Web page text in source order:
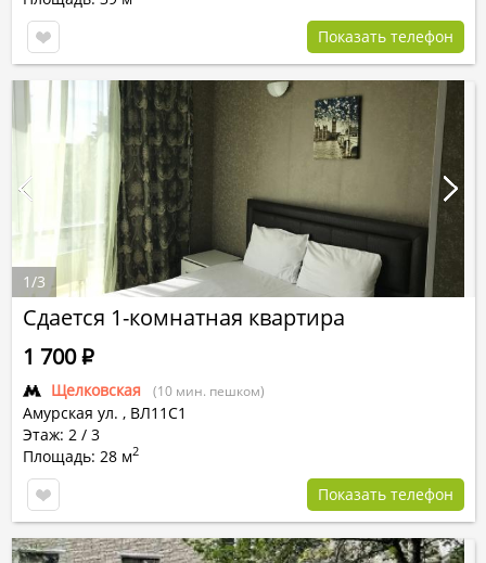
Показать телефон
Сдается 1-комнатная квартира
Щелковская (10 мин. пешком)
Амурская ул. , ВЛ11С1
Этаж: 2 / 3
Площадь: 28 м2
1 700Р
Показать телефон
1/3